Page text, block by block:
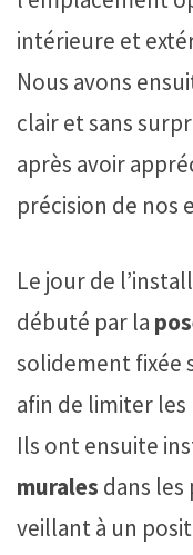
intérieure et
Nous avons
clair et sans
après avoir
précision de nos
Le jour de
débuté par la
solidement fixée
afin de limiter les
Ils ont ensuite
murales dans les
veillant à un